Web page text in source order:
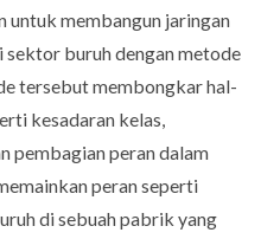
untuk membangun jaringan
buruh dengan metode
tersebut membongkar hal-
kesadaran kelas,
pembagian peran dalam
peran seperti
di sebuah pabrik yang